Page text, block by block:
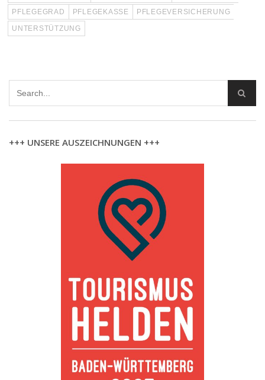
PFLEGEGRAD
PFLEGEKASSE
PFLEGEVERSICHERUNG
UNTERSTÜTZUNG
+++ UNSERE AUSZEICHNUNGEN +++